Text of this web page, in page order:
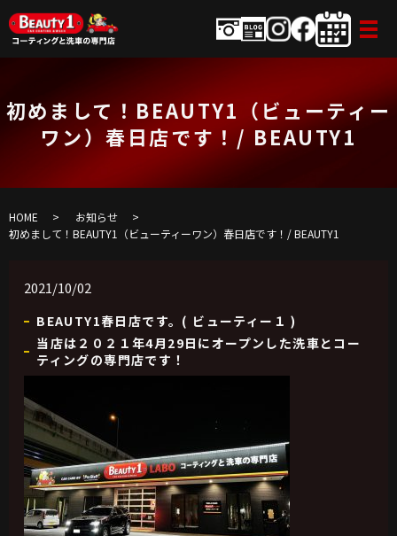
初めまして！BEAUTY1（ビューティー
ワン）春日店です！/ BEAUTY1
HOME
お知らせ
初めまして！BEAUTY1（ビューティーワン）春日店です！/ BEAUTY1
2021/10/02
BEAUTY1春日店です。( ビューティー１ )
当店は２０２１年4月29日にオープンした洗車とコー
ティングの専門店です！